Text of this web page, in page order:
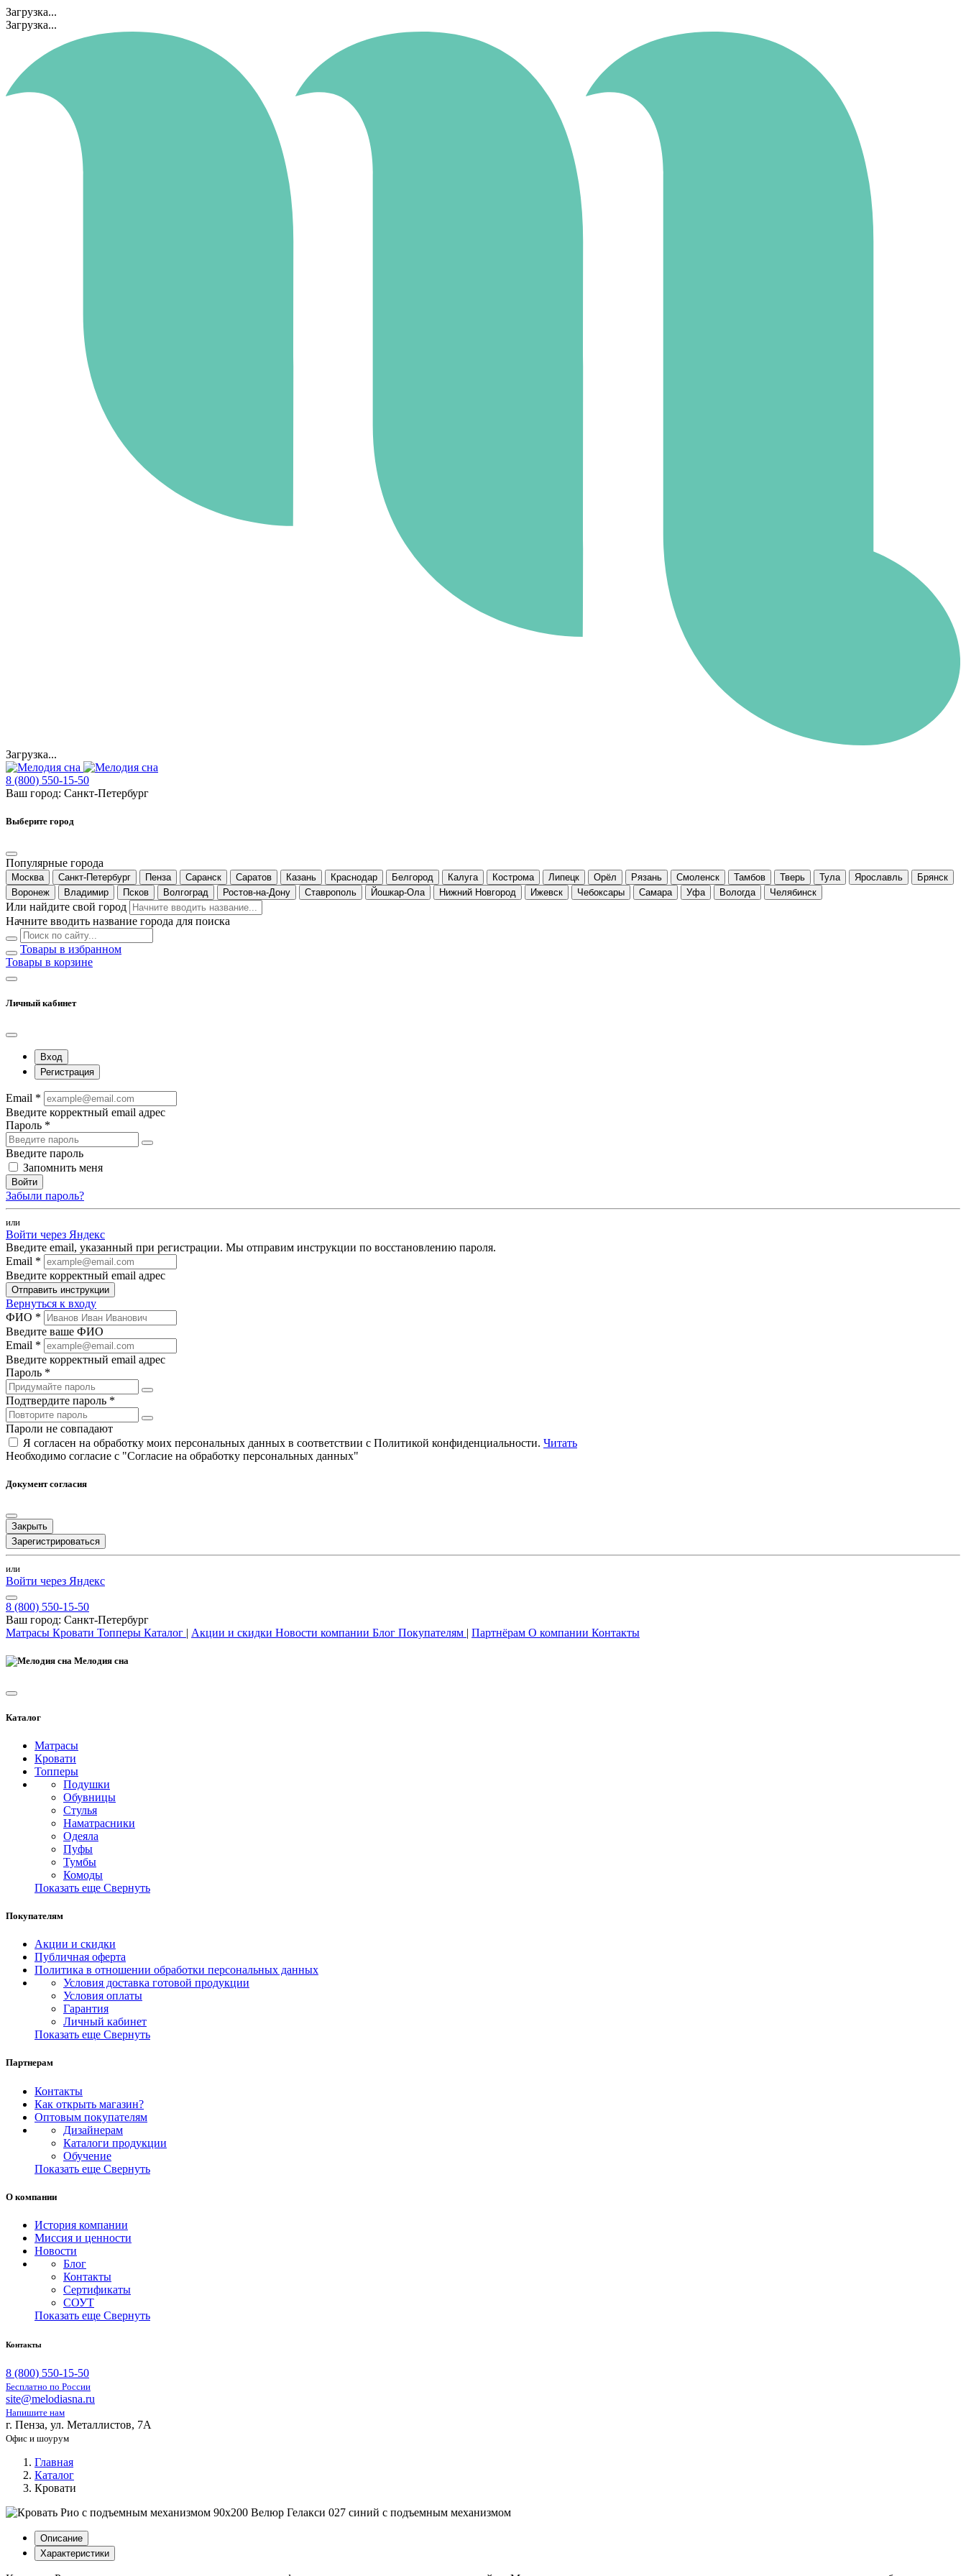
Загрузка...
Загрузка...
Загрузка...
8 (800) 550-15-50
Ваш город: Санкт-Петербург
Выберите город
Популярные города
Москва Санкт-Петербург Пенза Саранск Саратов Казань Краснодар Белгород Калуга Кострома Липецк Орёл Рязань Смоленск Тамбов Тверь Тула Ярославль
Брянск
Воронеж
Владимир Псков Волгоград Ростов-на-Дону Ставрополь Йошкар-Ола Нижний Новгород Ижевск Чебоксары Самара Уфа Вологда Челябинск
Или найдите свой город
Начните вводить название города для поиска
Товары в избранном
Товары в корзине
Личный кабинет
Вход
Регистрация
Email *
Введите корректный email адрес
Пароль *
Введите пароль
Запомнить меня
Войти
Забыли пароль?
или
Войти через Яндекс
Введите email, указанный при регистрации. Мы отправим инструкции по восстановлению пароля.
Email *
Введите корректный email адрес
Отправить инструкции
Вернуться к входу
ФИО *
Введите ваше ФИО
Email *
Введите корректный email адрес
Пароль *
Подтвердите пароль *
Пароли не совпадают
Я согласен на обработку моих персональных данных в соответствии с Политикой конфиденциальности. Читать
Необходимо согласие с "Согласие на обработку персональных данных"
Документ согласия
Закрыть
Зарегистрироваться
или
Войти через Яндекс
8 (800) 550-15-50
Ваш город: Санкт-Петербург
Матрасы Кровати Топперы Каталог | Акции и скидки Новости компании Блог Покупателям | Партнёрам О компании Контакты
Мелодия сна
Каталог
Матрасы
Кровати
Топперы
Подушки
Обувницы
Стулья
Наматрасники
Одеяла
Пуфы
Тумбы
Комоды
Показать еще Свернуть
Покупателям
Акции и скидки
Публичная оферта
Политика в отношении обработки персональных данных
Условия доставка готовой продукции
Условия оплаты
Гарантия
Личный кабинет
Показать еще Свернуть
Партнерам
Контакты
Как открыть магазин?
Оптовым покупателям
Дизайнерам
Каталоги продукции
Обучение
Показать еще Свернуть
О компании
История компании
Миссия и ценности
Новости
Блог
Контакты
Сертификаты
СОУТ
Показать еще Свернуть
Контакты
8 (800) 550-15-50
Бесплатно по России
site@melodiasna.ru
Напишите нам
г. Пенза, ул. Металлистов, 7А
Офис и шоурум
Главная
Каталог
Кровати
Описание
Характеристики